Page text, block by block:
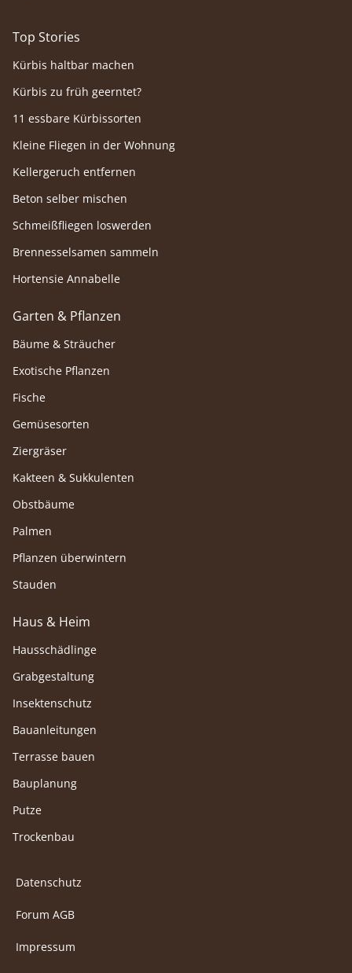
Top Stories
Kürbis haltbar machen
Kürbis zu früh geerntet?
11 essbare Kürbissorten
Kleine Fliegen in der Wohnung
Kellergeruch entfernen
Beton selber mischen
Schmeißfliegen loswerden
Brennesselsamen sammeln
Hortensie Annabelle
Garten & Pflanzen
Bäume & Sträucher
Exotische Pflanzen
Fische
Gemüsesorten
Ziergräser
Kakteen & Sukkulenten
Obstbäume
Palmen
Pflanzen überwintern
Stauden
Haus & Heim
Hausschädlinge
Grabgestaltung
Insektenschutz
Bauanleitungen
Terrasse bauen
Bauplanung
Putze
Trockenbau
Datenschutz
Forum AGB
Impressum